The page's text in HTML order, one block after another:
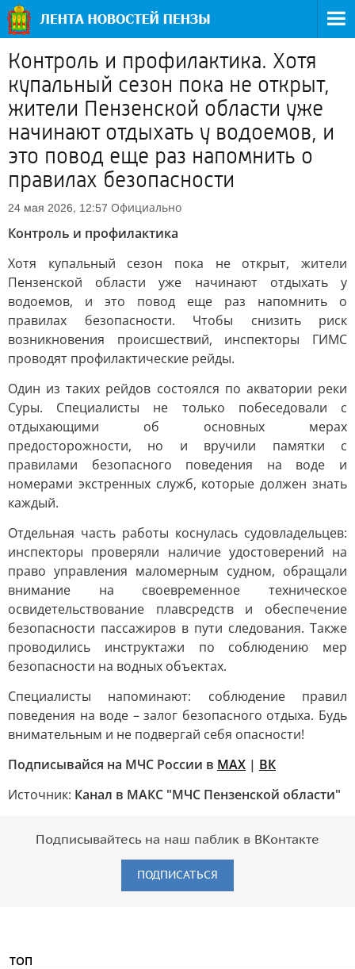
Контроль и профилактика. Хотя
купальный сезон пока не открыт,
жители Пензенской области уже
начинают отдыхать у водоемов, и
это повод еще раз напомнить о
правилах безопасности
24 мая 2026, 12:57 Официально
Контроль и профилактика
Хотя купальный сезон пока не открыт, жители
Пензенской области уже начинают отдыхать у
водоемов, и это повод еще раз напомнить о
правилах безопасности. Чтобы снизить риск
возникновения происшествий, инспекторы ГИМС
проводят профилактические рейды.
Один из таких рейдов состоялся по акватории реки
Суры. Специалисты не только побеседовали с
отдыхающими об основных мерах
предосторожности, но и вручили памятки с
правилами безопасного поведения на воде и
номерами экстренных служб, которые должен знать
каждый.
Отдельная часть работы коснулась судовладельцев:
инспекторы проверяли наличие удостоверений на
право управления маломерным судном, обращали
внимание на своевременное техническое
освидетельствование плавсредств и обеспечение
безопасности пассажиров в пути следования. Также
проводились инструктажи по соблюдению мер
безопасности на водных объектах.
Специалисты напоминают: соблюдение правил
поведения на воде – залог безопасного отдыха. Будь
внимательным и не подвергай себя опасности!
Подписывайся на МЧС России в MAX | ВК
Источник: Канал в МАКС "МЧС Пензенской области"
Подписывайтесь на наш паблик в ВКонтакте
ПОДПИСАТЬСЯ
ТОП